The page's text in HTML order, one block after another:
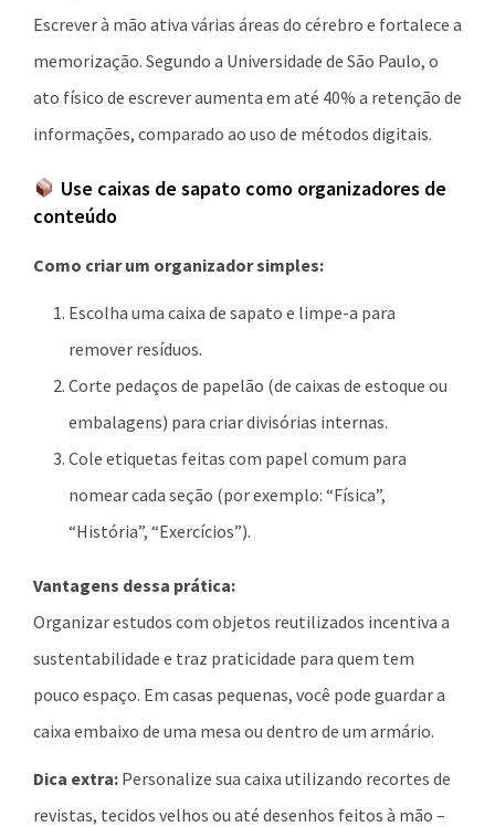
Escrever à mão ativa várias áreas do cérebro e fortalece a
memorização. Segundo a Universidade de São Paulo, o
ato físico de escrever aumenta em até 40% a retenção de
informações, comparado ao uso de métodos digitais.
Use caixas de sapato como organizadores de
conteúdo
Como criar um organizador simples:
Escolha uma caixa de sapato e limpe-a para
remover resíduos.
Corte pedaços de papelão (de caixas de estoque ou
embalagens) para criar divisórias internas.
Cole etiquetas feitas com papel comum para
nomear cada seção (por exemplo: “Física”,
“História”, “Exercícios”).
Vantagens dessa prática:
Organizar estudos com objetos reutilizados incentiva a
sustentabilidade e traz praticidade para quem tem
pouco espaço. Em casas pequenas, você pode guardar a
caixa embaixo de uma mesa ou dentro de um armário.
Dica extra: Personalize sua caixa utilizando recortes de
revistas, tecidos velhos ou até desenhos feitos à mão –